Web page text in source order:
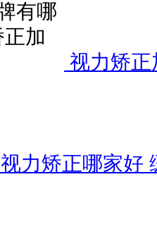
视力矫
视力矫正哪家好